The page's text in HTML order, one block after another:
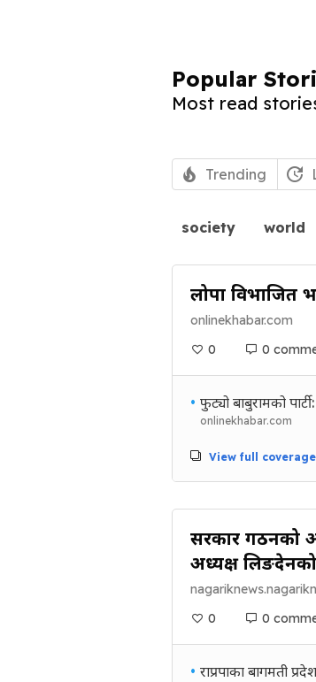
Popular
Most read
Trending
society world
प्रलोपा विभाजित
onlinekhabar.com
0
0
• फुट्यो बाबुरामको
onlinekhabar.com
View full coverage
सरकार गठनको
अध्यक्ष
0
0
• राप्रपाका बागमती